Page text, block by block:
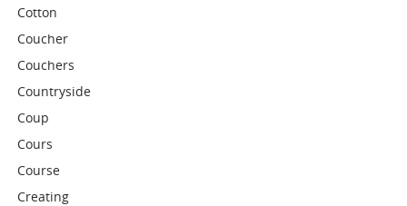
Cotton
Coucher
Couchers
Countryside
Coup
Cours
Course
Creating